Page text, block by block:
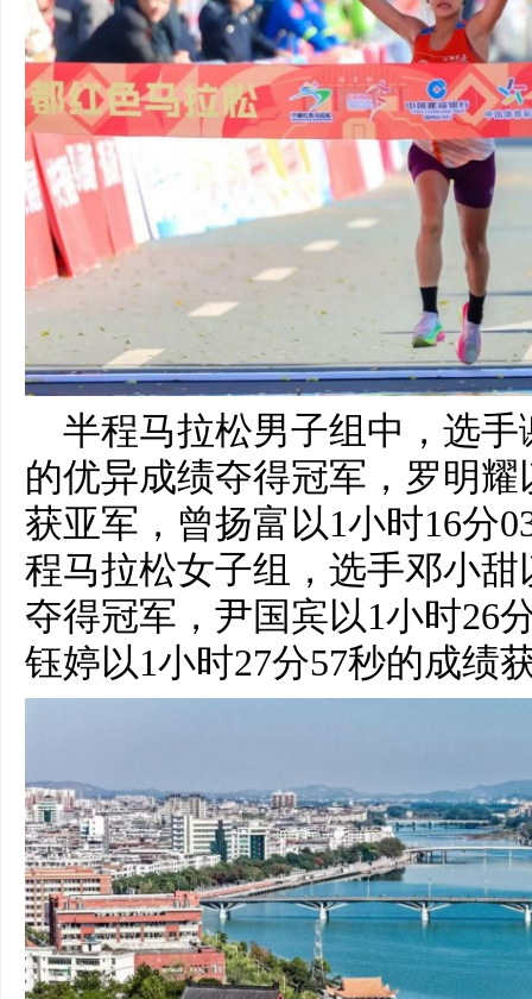
半程马拉松男子组中，选手
的优异成绩夺得冠军，罗明耀
获亚军，曾扬富以1小时16分
程马拉松女子组，选手邓小甜
夺得冠军，尹国宾以1小时26
钰婷以1小时27分57秒的成绩